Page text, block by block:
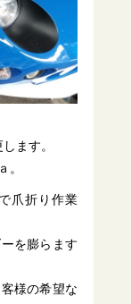
ます。
。
爪折り作業
を膨らます
様の希望な